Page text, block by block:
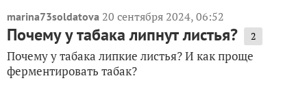
marina73soldatova 20 сентября 2024, 06:52
Почему у табака липнут листья? 2
Почему у табака липкие листья? И как проще
ферментировать табак?